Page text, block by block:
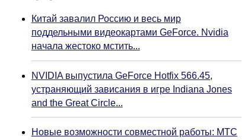
Китай завалил Россию и весь мир
поддельными видеокартами GeForce. Nvidia
начала жестоко мстить...
NVIDIA выпустила GeForce Hotfix 566.45,
устраняющий зависания в игре Indiana Jones
and the Great Circle...
Новые возможности совместной работы: МТС